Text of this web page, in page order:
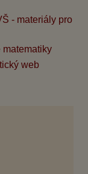
- materiály pro
matematiky
web